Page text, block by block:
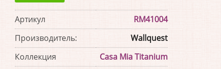
Артикул
RM41004
Производитель:
Wallquest
Коллекция
Casa Mia Titanium